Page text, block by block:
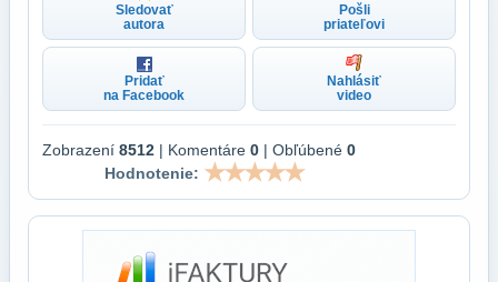
Sledovať
autora
Pošli
priateľovi
Pridať
na Facebook
Nahlásiť
video
Zobrazení 8512 | Komentáre 0 | Obľúbené 0
Hodnotenie: